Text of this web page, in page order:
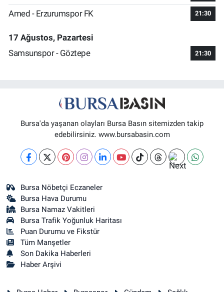
Amed - Erzurumspor FK 21:30
17 Ağustos, Pazartesi
Samsunspor - Göztepe
21:30
Bursa'da yaşanan olayları Bursa Basın sitemizden takip
edebilirsiniz. www.bursabasin.com
Bursa Nöbetçi Eczaneler
Bursa Hava Durumu
Bursa Namaz Vakitleri
Bursa Trafik Yoğunluk Haritası
Puan Durumu ve Fikstür
Tüm Manşetler
Son Dakika Haberleri
Haber Arşivi